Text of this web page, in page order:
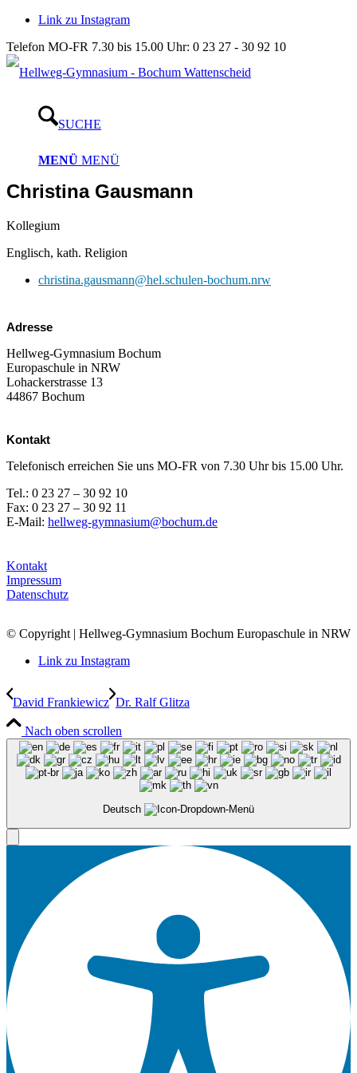
Link zu Instagram
Telefon MO-FR 7.30 bis 15.00 Uhr: 0 23 27 - 30 92 10
SUCHE
MENÜ MENÜ
Christina Gausmann
Kollegium
Englisch, kath. Religion
christina.gausmann@hel.schulen-bochum.nrw
Adresse
Hellweg-Gymnasium Bochum
Europaschule in NRW
Lohackerstrasse 13
44867 Bochum
Kontakt
Telefonisch erreichen Sie uns MO-FR von 7.30 Uhr bis 15.00 Uhr.
Tel.: 0 23 27 – 30 92 10
Fax: 0 23 27 – 30 92 11
E-Mail: hellweg-gymnasium@bochum.de
Kontakt
Impressum
Datenschutz
© Copyright | Hellweg-Gymnasium Bochum Europaschule in NRW
Link zu Instagram
David Frankiewicz Dr. Ralf Glitza
Nach oben scrollen
Deutsch